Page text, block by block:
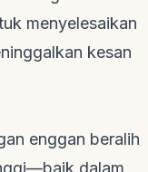
menyelesaikan
kesan
enggan beralih